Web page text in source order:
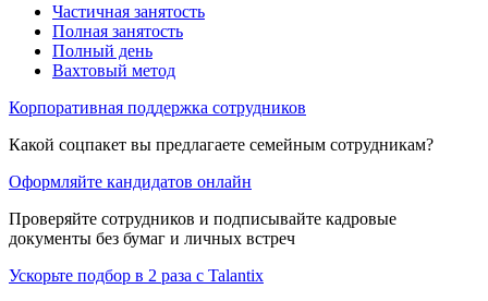
Частичная занятость
Полная занятость
Полный день
Вахтовый метод
Корпоративная поддержка сотрудников
Какой соцпакет вы предлагаете семейным сотрудникам?
Оформляйте кандидатов онлайн
Проверяйте сотрудников и подписывайте кадровые
документы без бумаг и личных встреч
Ускорьте подбор в 2 раза с Talantix